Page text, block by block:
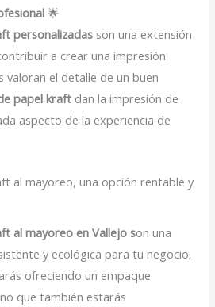
🌟
personalizadas son una extensión
a crear una impresión
valoran el detalle de un buen
papel kraft dan la impresión de
aspecto de la experiencia de
al mayoreo, una opción rentable y
al mayoreo en Vallejo son una
y ecológica para tu negocio.
ofreciendo un empaque
que también estarás